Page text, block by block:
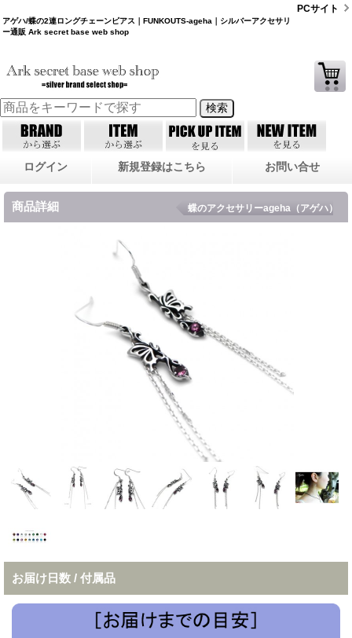
アゲハ/蝶の2連ロングチェーンピアス｜FUNKOUTS-ageha｜シルバーアクセサリ
ー通販 Ark secret base web shop
PCサイト
ログイン 新規登録はこちら お問い合せ
商品詳細 蝶のアクセサリーageha（アゲハ）
お届け日数 / 付属品